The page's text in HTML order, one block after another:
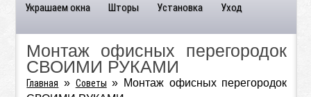
Украшаем окна Шторы Установка Уход
Монтаж офисных перегородок
СВОИМИ РУКАМИ
Главная » Советы » Монтаж офисных перегородок